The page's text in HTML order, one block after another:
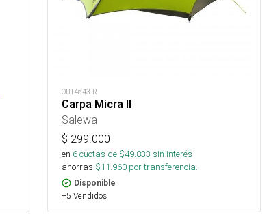
OUT4643-R
Carpa Micra II
Salewa
$ 299.000
en 6cuotas de $49.833 sin interés
ahorras $11.960 por transferencia.
Disponible
+5 Vendidos